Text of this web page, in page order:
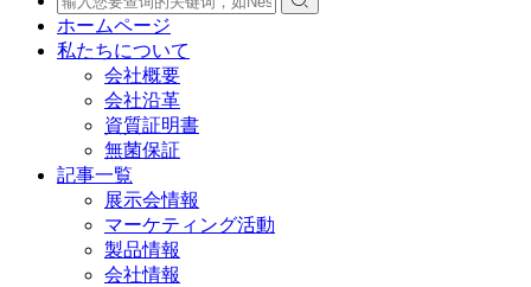
ホームページ
私たちについて
会社概要
会社沿革
資質証明書
無菌保証
記事一覧
展示会情報
マーケティング活動
製品情報
会社情報